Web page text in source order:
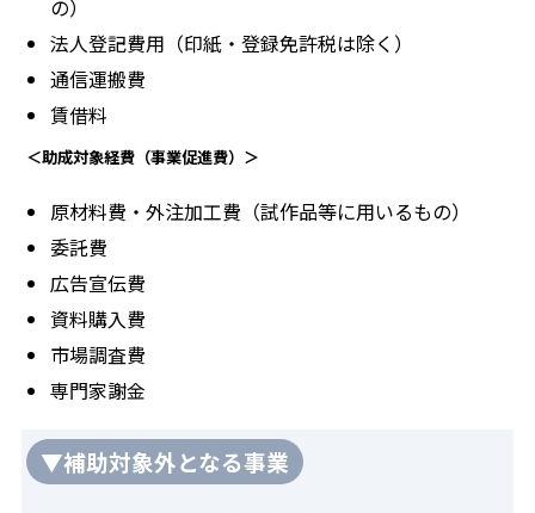
の）
法人登記費用（印紙・登録免許税は除く）
通信運搬費
賃借料
＜助成対象経費（事業促進費）＞
原材料費・外注加工費（試作品等に用いるもの）
委託費
広告宣伝費
資料購入費
市場調査費
専門家謝金
▼補助対象外となる事業